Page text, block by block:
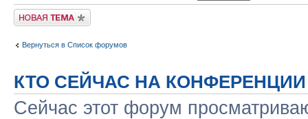
Новая тема
Вернуться в Список форумов
КТО СЕЙЧАС НА КОНФЕРЕНЦИИ
Сейчас этот форум